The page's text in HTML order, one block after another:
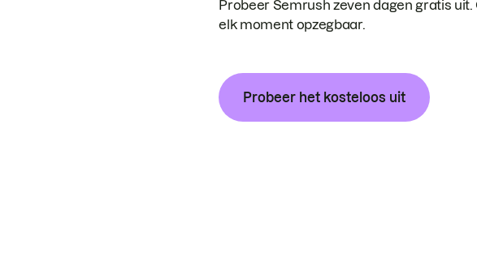
Probeer Semrush zeven dagen gratis uit.
elk moment opzegbaar.
Probeer het kosteloos uit